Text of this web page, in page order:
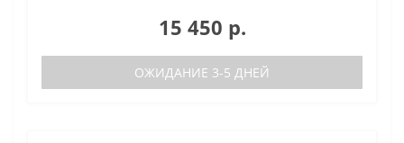
15 450 р.
ОЖИДАНИЕ 3-5 ДНЕЙ